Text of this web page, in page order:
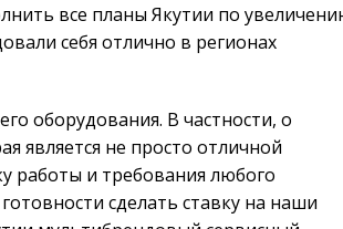
все планы Якутии по
себя отлично в регионах
оборудования. В частности, о
является не просто отличной
работы и требования любого
сделать ставку на наши